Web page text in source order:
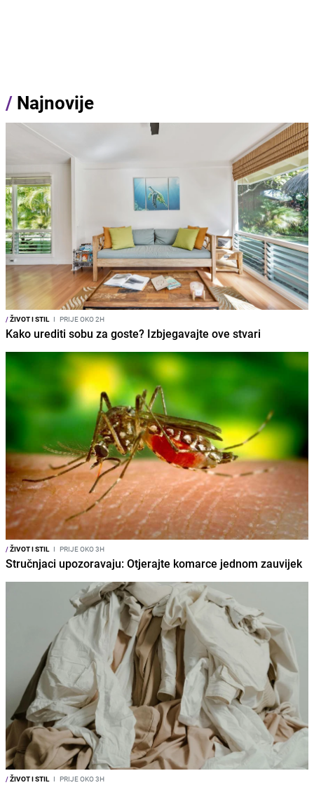
/ Najnovije
/ŽIVOT I STIL I PRIJE OKO 2H
Kako urediti sobu za goste? Izbjegavajte ove stvari
/ŽIVOT I STIL I PRIJE OKO 3H
Stručnjaci upozoravaju: Otjerajte komarce jednom zauvijek
/ŽIVOT I STIL I PRIJE OKO 3H